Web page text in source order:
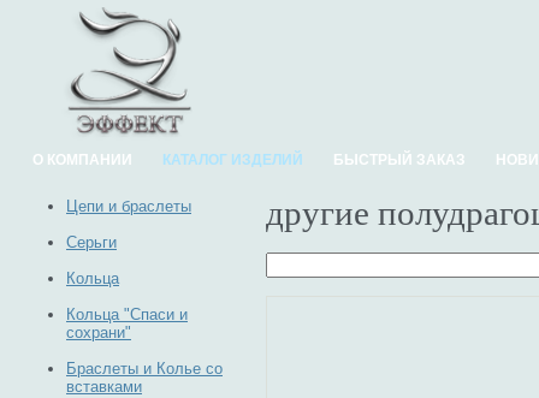
О КОМПАНИИ КАТАЛОГ ИЗДЕЛИЙ БЫСТРЫЙ ЗАКАЗ
Цепи и браслеты
Серьги
Кольца
Кольца "Спаси и
сохрани"
Браслеты и Колье со
вставками
другие